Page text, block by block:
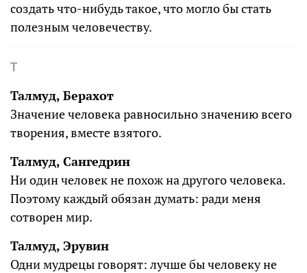
создать что-нибудь такое, что могло бы стать
полезным человечеству.
Т
Талмуд, Берахот
Значение человека равносильно значению всего
творения, вместе взятого.
Талмуд, Сангедрин
Ни один человек не похож на другого человека.
Поэтому каждый обязан думать: ради меня
сотворен мир.
Талмуд, Эрувин
Одни мудрецы говорят: лучше бы человеку не